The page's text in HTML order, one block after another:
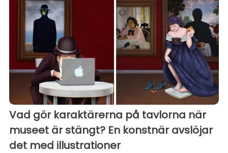
Vad gör karaktärerna på tavlorna när
museet är stängt? En konstnär avslöjar
det med illustrationer